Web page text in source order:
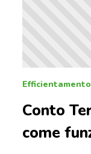
Conto
come